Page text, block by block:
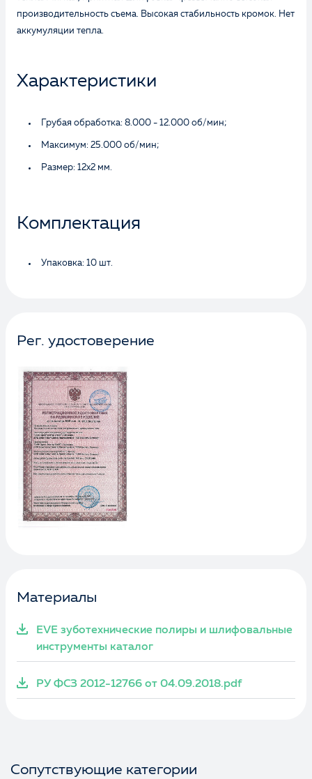
производительность съема. Высокая стабильность кромок. Нет
аккумуляции тепла.
Характеристики
Грубая обработка: 8.000 - 12.000 об/мин;
Максимум: 25.000 об/мин;
Размер: 12х2 мм.
Комплектация
Упаковка: 10 шт.
Рег. удостоверение
Материалы
EVE зуботехнические полиры и шлифовальные
инструменты каталог
РУ ФСЗ 2012-12766 от 04.09.2018.pdf
Сопутствующие категории